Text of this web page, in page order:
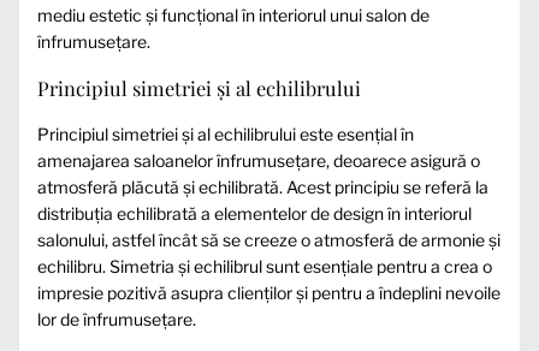
mediu estetic și funcțional în interiorul unui salon de
înfrumusețare.
Principiul simetriei și al echilibrului
Principiul simetriei și al echilibrului este esențial în
amenajarea saloanelor înfrumusețare, deoarece asigură o
atmosferă plăcută și echilibrată. Acest principiu se referă la
distribuția echilibrată a elementelor de design în interiorul
salonului, astfel încât să se creeze o atmosferă de armonie și
echilibru. Simetria și echilibrul sunt esențiale pentru a crea o
impresie pozitivă asupra clienților și pentru a îndeplini nevoile
lor de înfrumusețare.